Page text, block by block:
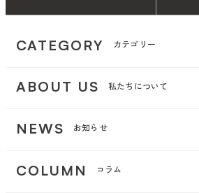
CATEGORY カテゴリー
ABOUT US 私たちについて
NEWS お知らせ
COLUMN コラム